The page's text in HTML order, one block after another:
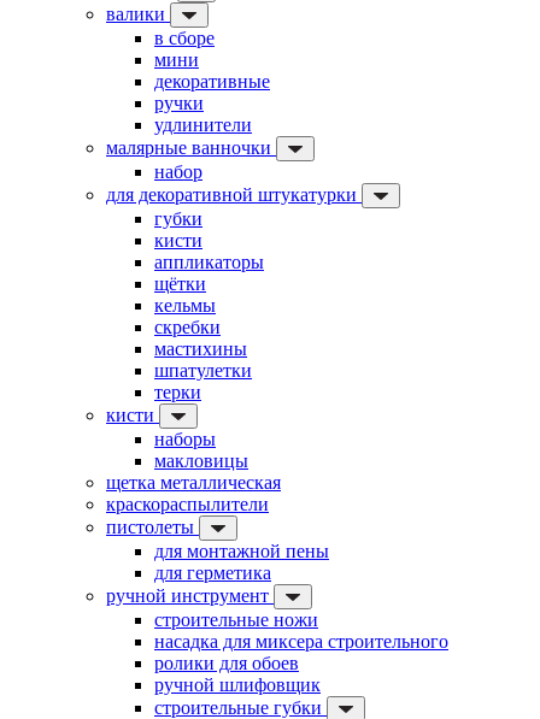
валики
в сборе
мини
декоративные
ручки
удлинители
малярные ванночки
набор
для декоративной штукатурки
губки
кисти
аппликаторы
щётки
кельмы
скребки
мастихины
шпатулетки
терки
кисти
наборы
макловицы
щетка металлическая
краскораспылители
пистолеты
для монтажной пены
для герметика
ручной инструмент
строительные ножи
насадка для миксера строительного
ролики для обоев
ручной шлифовщик
строительные губки